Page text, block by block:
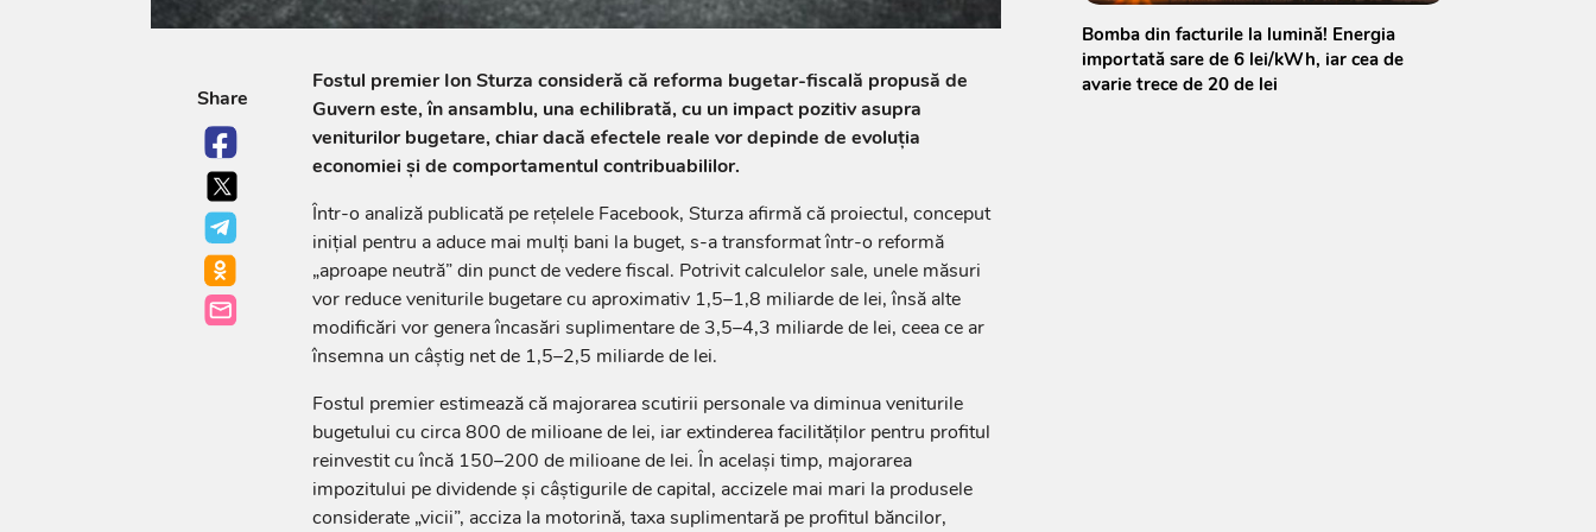
Share
Fostul premier Ion Sturza consideră că reforma bugetar-fiscală propusă de
Guvern este, în ansamblu, una echilibrată, cu un impact pozitiv asupra
veniturilor bugetare, chiar dacă efectele reale vor depinde de evoluția
economiei și de comportamentul contribuabililor.
Într-o analiză publicată pe rețelele Facebook, Sturza afirmă că proiectul, conceput
inițial pentru a aduce mai mulți bani la buget, s-a transformat într-o reformă
„aproape neutră” din punct de vedere fiscal. Potrivit calculelor sale, unele măsuri
vor reduce veniturile bugetare cu aproximativ 1,5–1,8 miliarde de lei, însă alte
modificări vor genera încasări suplimentare de 3,5–4,3 miliarde de lei, ceea ce ar
însemna un câștig net de 1,5–2,5 miliarde de lei.
Fostul premier estimează că majorarea scutirii personale va diminua veniturile
bugetului cu circa 800 de milioane de lei, iar extinderea facilităților pentru profitul
reinvestit cu încă 150–200 de milioane de lei. În același timp, majorarea
impozitului pe dividende și câștigurile de capital, accizele mai mari la produsele
considerate „vicii”, acciza la motorină, taxa suplimentară pe profitul băncilor,
Bomba din facturile la lumină! Energia
importată sare de 6 lei/kWh, iar cea de
avarie trece de 20 de lei